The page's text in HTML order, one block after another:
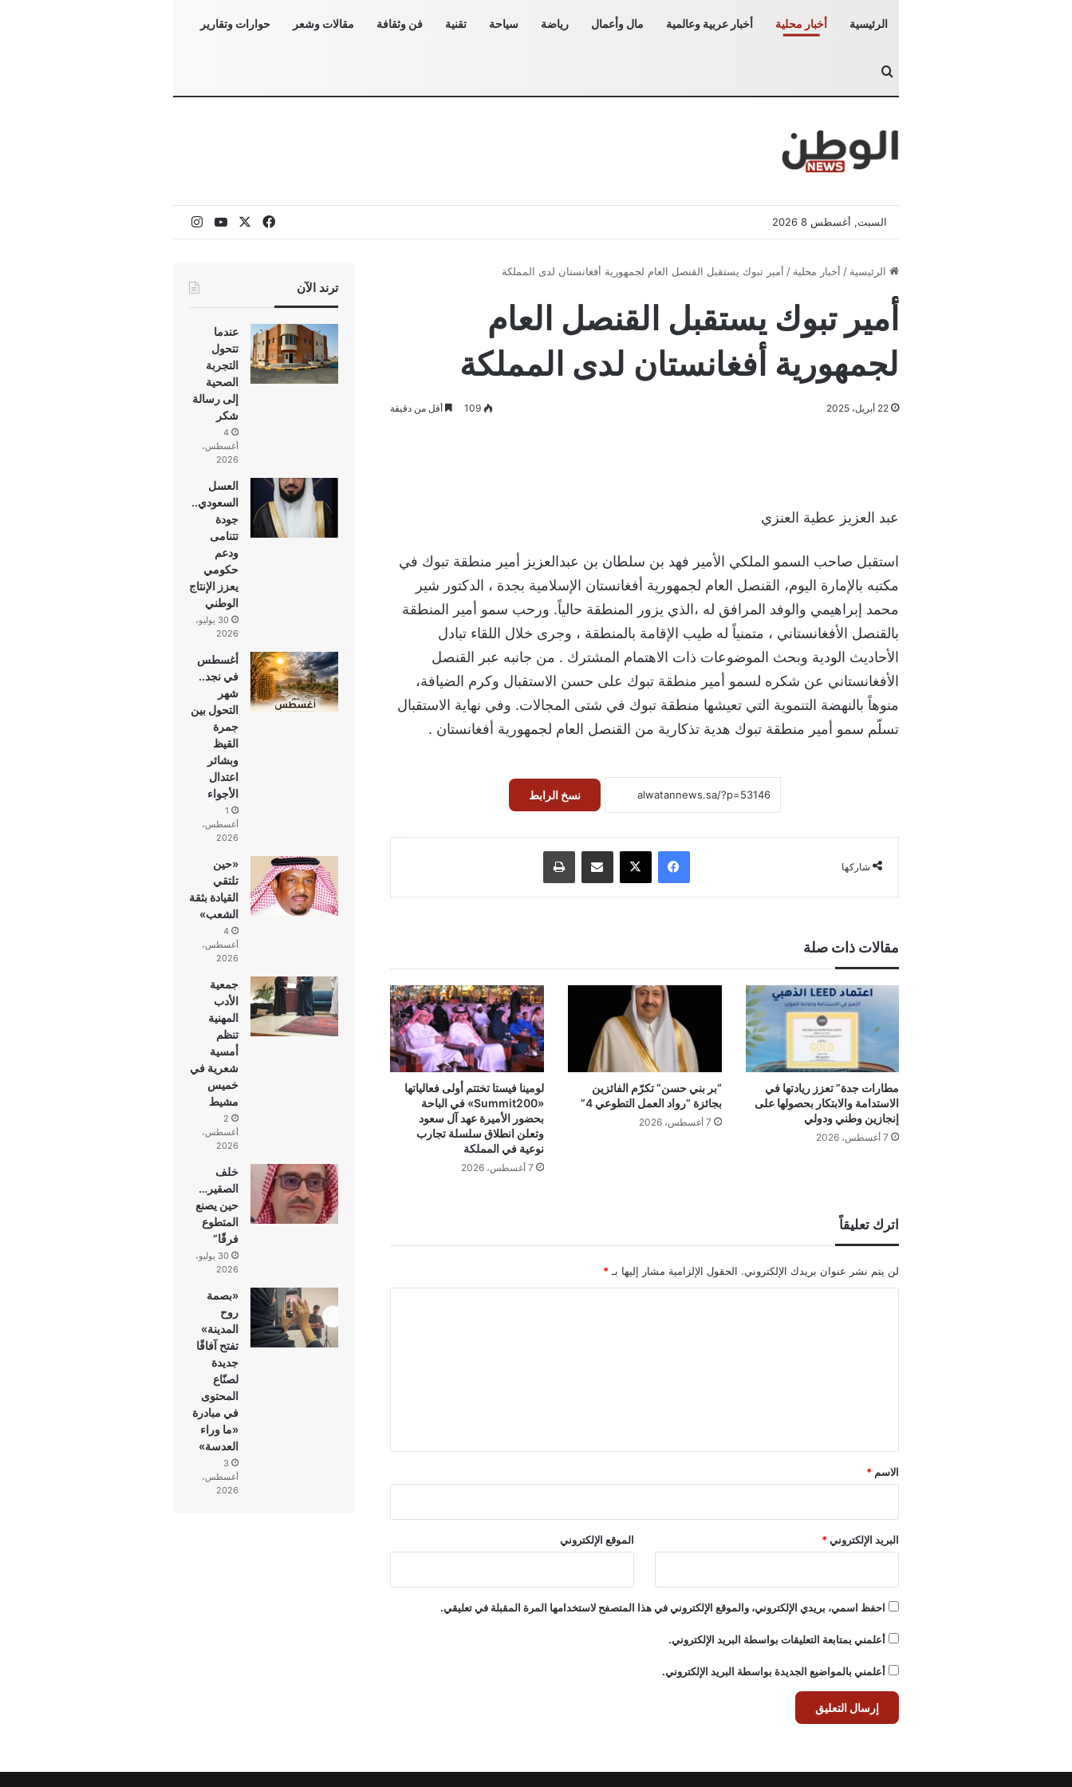
الرئيسية أخبار محلية أخبار عربية وعالمية مال وأعمال رياضة سياحة تقنية فن وثقافة مقالات وشعر حوارات وتقارير
بحث عن
السبت, أغسطس 8 2026 فيسبوك ‫YouTubeانستقرام
الرئيسية / أخبار محلية / أمير تبوك يستقبل القنصل العام لجمهورية أفغانستان لدى المملكة
أمير تبوك يستقبل القنصل العام
لجمهورية أفغانستان لدى المملكة
22 أبريل، 2025 109 أقل من دقيقة
عبد العزيز عطية العنزي
استقبل صاحب السمو الملكي الأمير فهد بن سلطان بن عبدالعزيز أمير منطقة تبوك في
مكتبه بالإمارة اليوم، القنصل العام لجمهورية أفغانستان الإسلامية بجدة ، الدكتور شير
محمد إبراهيمي والوفد المرافق له ،الذي يزور المنطقة حالياً. ورحب سمو أمير المنطقة
بالقنصل الأفغانستاني ، متمنياً له طيب الإقامة بالمنطقة ، وجرى خلال اللقاء تبادل
الأحاديث الودية وبحث الموضوعات ذات الاهتمام المشترك . من جانبه عبر القنصل
الأفغانستاني عن شكره لسمو أمير منطقة تبوك على حسن الاستقبال وكرم الضيافة،
منوهاً بالنهضة التنموية التي تعيشها منطقة تبوك في شتى المجالات. وفي نهاية الاستقبال
تسلّم سمو أمير منطقة تبوك هدية تذكارية من القنصل العام لجمهورية أفغانستان .
نسخ الرابط
شاركها
فيسبوك ‫X مشاركة عبر البريد طباعة
مقالات ذات صلة
مطارات جدة” تعزز ريادتها في
الاستدامة والابتكار بحصولها على
إنجازين وطني ودولي
7 أغسطس، 2026
“بر بني حسن” تكرّم الفائزين
بجائزة “رواد العمل التطوعي 4”
7 أغسطس، 2026
لومينا فيستا تختتم أولى فعالياتها
«Summit200» في الباحة
بحضور الأميرة عهد آل سعود
وتعلن انطلاق سلسلة تجارب
نوعية في المملكة
7 أغسطس، 2026
اترك تعليقاً
لن يتم نشر عنوان بريدك الإلكتروني. الحقول الإلزامية مشار إليها بـ *
*
الاسم *
البريد الإلكتروني* الموقع الإلكتروني
احفظ اسمي، بريدي الإلكتروني، والموقع الإلكتروني في هذا المتصفح لاستخدامها المرة المقبلة في تعليقي.
أعلمني بمتابعة التعليقات بواسطة البريد الإلكتروني.
أعلمني بالمواضيع الجديدة بواسطة البريد الإلكتروني.
ترند الآن
عندما
تتحول
التجربة
الصحية
إلى رسالة
شكر
4
أغسطس،
2026
العسل
السعودي..
جودة
تتنامى
ودعم
حكومي
يعزز الإنتاج
الوطني
30 يوليو،
2026
أغسطس
في نجد..
شهر
التحول بين
جمرة
القيظ
وبشائر
اعتدال
الأجواء
1
أغسطس،
2026
«حين
تلتقي
القيادة بثقة
الشعب»
4
أغسطس،
2026
جمعية
الأدب
المهنية
تنظم
أمسية
شعرية في
خميس
مشيط
2
أغسطس،
2026
خلف
الصقير…
حين يصنع
المتطوع
فرقًا”
30 يوليو،
2026
«بصمة
روح
المدينة»
تفتح آفاقًا
جديدة
لصنّاع
المحتوى
في مبادرة
«ما وراء
العدسة»
3
أغسطس،
2026